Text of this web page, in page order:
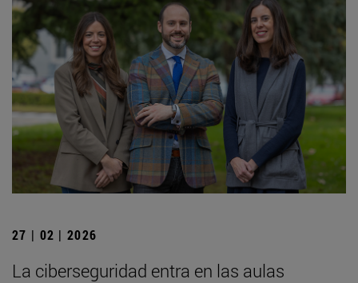
27 | 02 | 2026
La ciberseguridad entra en las aulas